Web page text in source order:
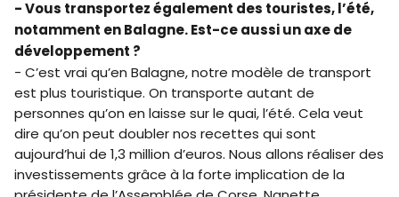
- Vous transportez également des touristes, l’été,
notamment en Balagne. Est-ce aussi un axe de
développement ?
- C’est vrai qu’en Balagne, notre modèle de transport
est plus touristique. On transporte autant de
personnes qu’on en laisse sur le quai, l’été. Cela veut
dire qu’on peut doubler nos recettes qui sont
aujourd’hui de 1,3 million d’euros. Nous allons réaliser des
investissements grâce à la forte implication de la